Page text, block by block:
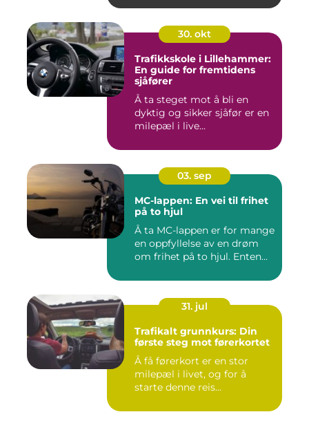
30. okt
Trafikkskole i Lillehammer:
En guide for fremtidens
sjåfører
Å ta steget mot å bli en
dyktig og sikker sjåfør er en
milepæl i live...
03. sep
MC-lappen: En vei til frihet
på to hjul
Å ta MC-lappen er for mange
en oppfyllelse av en drøm
om frihet på to hjul. Enten...
31. jul
Trafikalt grunnkurs: Din
første steg mot førerkortet
Å få førerkort er en stor
milepæl i livet, og for å
starte denne reis...